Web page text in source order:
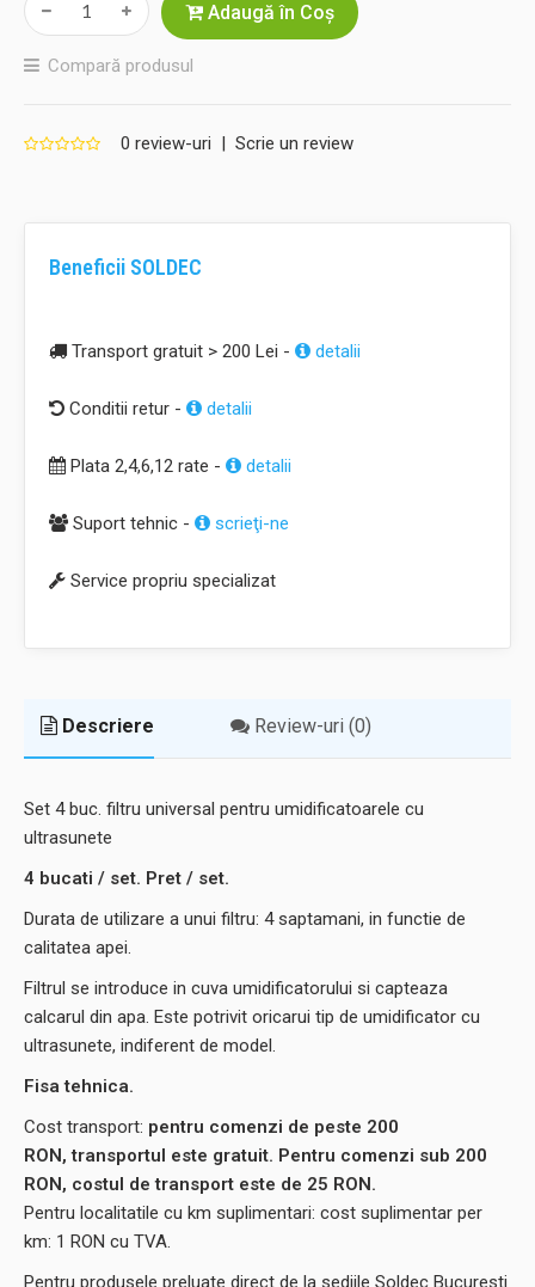
Adaugă în Coş
Compară produsul
0 review-uri | Scrie un review
Beneficii SOLDEC
Transport gratuit > 200 Lei - detalii
Conditii retur - detalii
Plata 2,4,6,12 rate - detalii
Suport tehnic - scrieţi-ne
Service propriu specializat
Descriere Review-uri (0)
Set 4 buc. filtru universal pentru umidificatoarele cu
ultrasunete
4 bucati / set. Pret / set.
Durata de utilizare a unui filtru: 4 saptamani, in functie de
calitatea apei.
Filtrul se introduce in cuva umidificatorului si capteaza
calcarul din apa. Este potrivit oricarui tip de umidificator cu
ultrasunete, indiferent de model.
Fisa tehnica.
Cost transport: pentru comenzi de peste 200
RON, transportul este gratuit. Pentru comenzi sub 200
RON, costul de transport este de 25 RON.
Pentru localitatile cu km suplimentari: cost suplimentar per
km: 1 RON cu TVA.
Pentru produsele preluate direct de la sediile Soldec Bucuresti